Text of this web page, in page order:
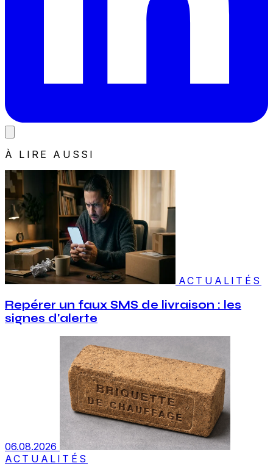
À LIRE AUSSI
ACTUALITÉS
Repérer un faux SMS de livraison : les
signes d'alerte
06.08.2026
ACTUALITÉS